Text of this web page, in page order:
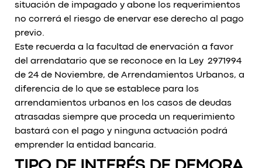
situación de impagado y abone los requerimientos
no correrá el riesgo de enervar ese derecho al pago
previo.
Este recuerda a la facultad de enervación a favor
del arrendatario que se reconoce en la Ley 2971994
de 24 de Noviembre, de Arrendamientos Urbanos, a
diferencia de lo que se establece para los
arrendamientos urbanos en los casos de deudas
atrasadas siempre que proceda un requerimiento
bastará con el pago y ninguna actuación podrá
emprender la entidad bancaria.